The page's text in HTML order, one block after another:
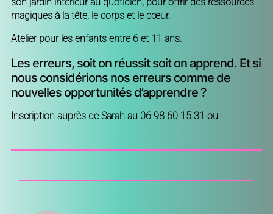
magiques à la tête, le corps et le cœur.
Atelier pour les enfants entre 6 et 11 ans.
Les erreurs, soit on réussit soit on apprend. Et si
nous considérions nos erreurs comme de
nouvelles opportunités d’apprendre ?
Inscription auprès de Sarah au 06 98 60 15 31 ou